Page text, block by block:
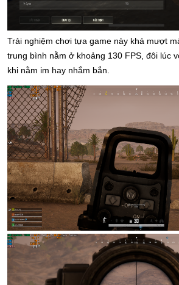
Trải nghiệm chơi tựa game này khá mượt
trung bình nằm ở khoảng 130 FPS, đôi lúc
khi nằm im hay nhắm bắn.